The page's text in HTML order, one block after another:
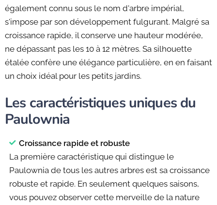
également connu sous le nom d'arbre impérial,
s'impose par son développement fulgurant. Malgré sa
croissance rapide, il conserve une hauteur modérée,
ne dépassant pas les 10 à 12 mètres. Sa silhouette
étalée confère une élégance particulière, en en faisant
un choix idéal pour les petits jardins.
Les caractéristiques uniques du
Paulownia
Croissance rapide et robuste
La première caractéristique qui distingue le
Paulownia de tous les autres arbres est sa croissance
robuste et rapide. En seulement quelques saisons,
vous pouvez observer cette merveille de la nature